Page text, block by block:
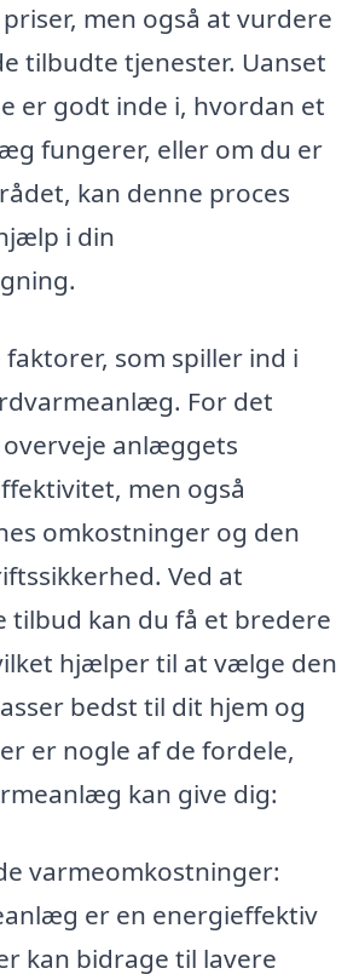
men også at vurdere
tilbudte tjenester. Uanset
er godt inde i, hvordan et
fungerer, eller om du er
kan denne proces
i din
som spiller ind i
For det
anlæggets
men også
omkostninger og den
Ved at
tilbud kan du få et bredere
hjælper til at vælge den
bedst til dit hjem og
er nogle af de fordele,
kan give dig:
varmeomkostninger:
er en energieffektiv
kan bidrage til lavere